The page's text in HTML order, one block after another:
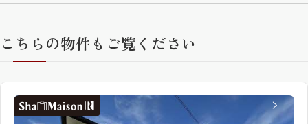
こちらの物件もご覧ください